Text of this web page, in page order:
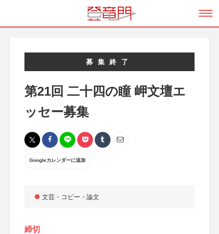
募集終了
第21回 二十四の瞳 岬文壇エ
ッセー募集
Googleカレンダーに追加
文芸・コピー・論文
締切